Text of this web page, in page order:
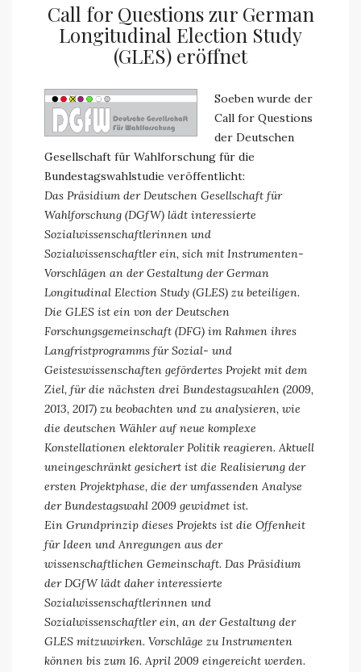
Call for Questions zur German
Longitudinal Election Study
(GLES) eröffnet
Soeben wurde der
Call for Questions
der Deutschen
Gesellschaft für Wahlforschung für die
Bundestagswahlstudie veröffentlicht:
Das Präsidium der Deutschen Gesellschaft für
Wahlforschung (DGfW) lädt interessierte
Sozialwissenschaftlerinnen und
Sozialwissenschaftler ein, sich mit Instrumenten-
Vorschlägen an der Gestaltung der German
Longitudinal Election Study (GLES) zu beteiligen.
Die GLES ist ein von der Deutschen
Forschungsgemeinschaft (DFG) im Rahmen ihres
Langfristprogramms für Sozial- und
Geisteswissenschaften gefördertes Projekt mit dem
Ziel, für die nächsten drei Bundestagswahlen (2009,
2013, 2017) zu beobachten und zu analysieren, wie
die deutschen Wähler auf neue komplexe
Konstellationen elektoraler Politik reagieren. Aktuell
uneingeschränkt gesichert ist die Realisierung der
ersten Projektphase, die der umfassenden Analyse
der Bundestagswahl 2009 gewidmet ist.
Ein Grundprinzip dieses Projekts ist die Offenheit
für Ideen und Anregungen aus der
wissenschaftlichen Gemeinschaft. Das Präsidium
der DGfW lädt daher interessierte
Sozialwissenschaftlerinnen und
Sozialwissenschaftler ein, an der Gestaltung der
GLES mitzuwirken. Vorschläge zu Instrumenten
können bis zum 16. April 2009 eingereicht werden.